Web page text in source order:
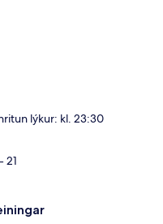
lýkur: kl. 23:30
21